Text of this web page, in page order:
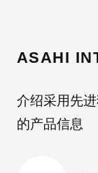
ASAHI
介绍采用先
的产品信息